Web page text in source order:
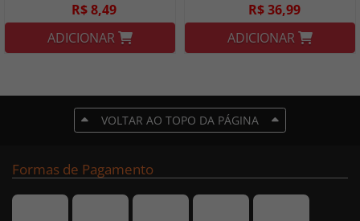
R$ 8,49
ADICIONAR
R$ 36,99
ADICIONAR
VOLTAR AO TOPO DA PÁGINA
Formas de Pagamento